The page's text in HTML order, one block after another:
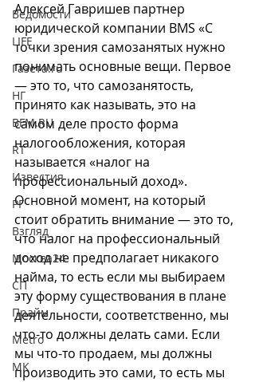
Ведомости
LIFE
Газета.ru
НГ
BFM.RU
RT
Известия
РГ
Взгляд
Москва24
СП
Прайм
Metro
МК
Алексей Гавришев партнер
юридической компании BMS «С
точки зрения самозанятых нужно
понимать основные вещи. Первое
— это то, что самозанятость,
принято как называть, это на
самом деле просто форма
налогообложения, которая
называется «налог на
профессиональный доход».
Основной момент, на который
стоит обратить внимание — это то,
что налог на профессиональный
доход не предполагает никакого
найма, то есть если мы выбираем
эту форму существования в плане
деятельности, соответственно, мы
что-то должны делать сами. Если
мы что-то продаем, мы должны
производить это сами, то есть мы